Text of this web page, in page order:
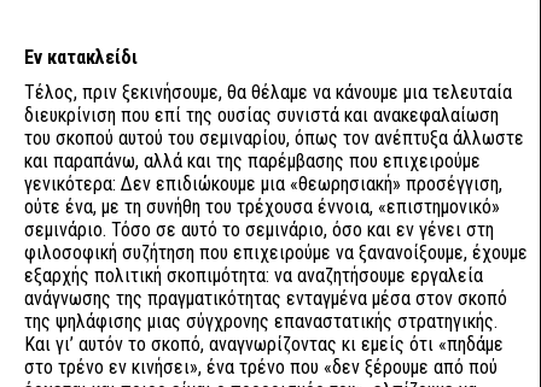
Εν κατακλείδι
Τέλος, πριν ξεκινήσουμε, θα θέλαμε να κάνουμε μια τελευταία
διευκρίνιση που επί της ουσίας συνιστά και ανακεφαλαίωση
του σκοπού αυτού του σεμιναρίου, όπως τον ανέπτυξα άλλωστε
και παραπάνω, αλλά και της παρέμβασης που επιχειρούμε
γενικότερα: Δεν επιδιώκουμε μια «θεωρησιακή» προσέγγιση,
ούτε ένα, με τη συνήθη του τρέχουσα έννοια, «επιστημονικό»
σεμινάριο. Τόσο σε αυτό το σεμινάριο, όσο και εν γένει στη
φιλοσοφική συζήτηση που επιχειρούμε να ξανανοίξουμε, έχουμε
εξαρχής πολιτική σκοπιμότητα: να αναζητήσουμε εργαλεία
ανάγνωσης της πραγματικότητας ενταγμένα μέσα στον σκοπό
της ψηλάφισης μιας σύγχρονης επαναστατικής στρατηγικής.
Και γι’ αυτόν το σκοπό, αναγνωρίζοντας κι εμείς ότι «πηδάμε
στο τρένο εν κινήσει», ένα τρένο που «δεν ξέρουμε από πού